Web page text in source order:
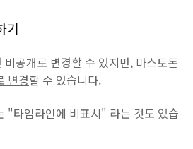
기
공개로 변경할 수 있지만, 마스토돈
변경할 수 있습니다.
"타임라인에 비표시" 라는 것도 있습